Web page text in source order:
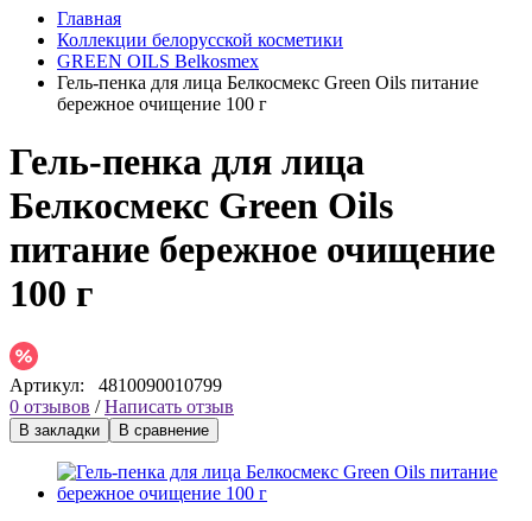
Главная
Коллекции белорусской косметики
GREEN OILS Belkosmex
Гель-пенка для лица Белкосмекс Green Oils питание
бережное очищение 100 г
Гель-пенка для лица
Белкосмекс Green Oils
питание бережное очищение
100 г
Артикул: 4810090010799
0 отзывов /Написать отзыв
В закладки В сравнение